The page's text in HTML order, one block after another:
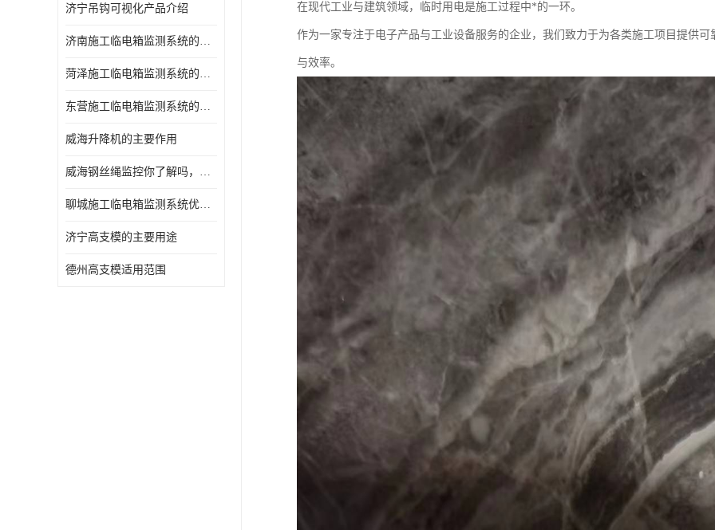
济宁吊钩可视化产品介绍
济南施工临电箱监测系统的优点和缺点
菏泽施工临电箱监测系统的主要作用
东营施工临电箱监测系统的主要作用
威海升降机的主要作用
威海钢丝绳监控你了解吗，产品指南
聊城施工临电箱监测系统优选创宇电子
济宁高支模的主要用途
德州高支模适用范围
在现代工业与建筑领域，临时用电是施工过程中*的一环。
作为一家专注于电子产品与工业设备服务的企业，我们致力于为各类施工项目提供
与效率。